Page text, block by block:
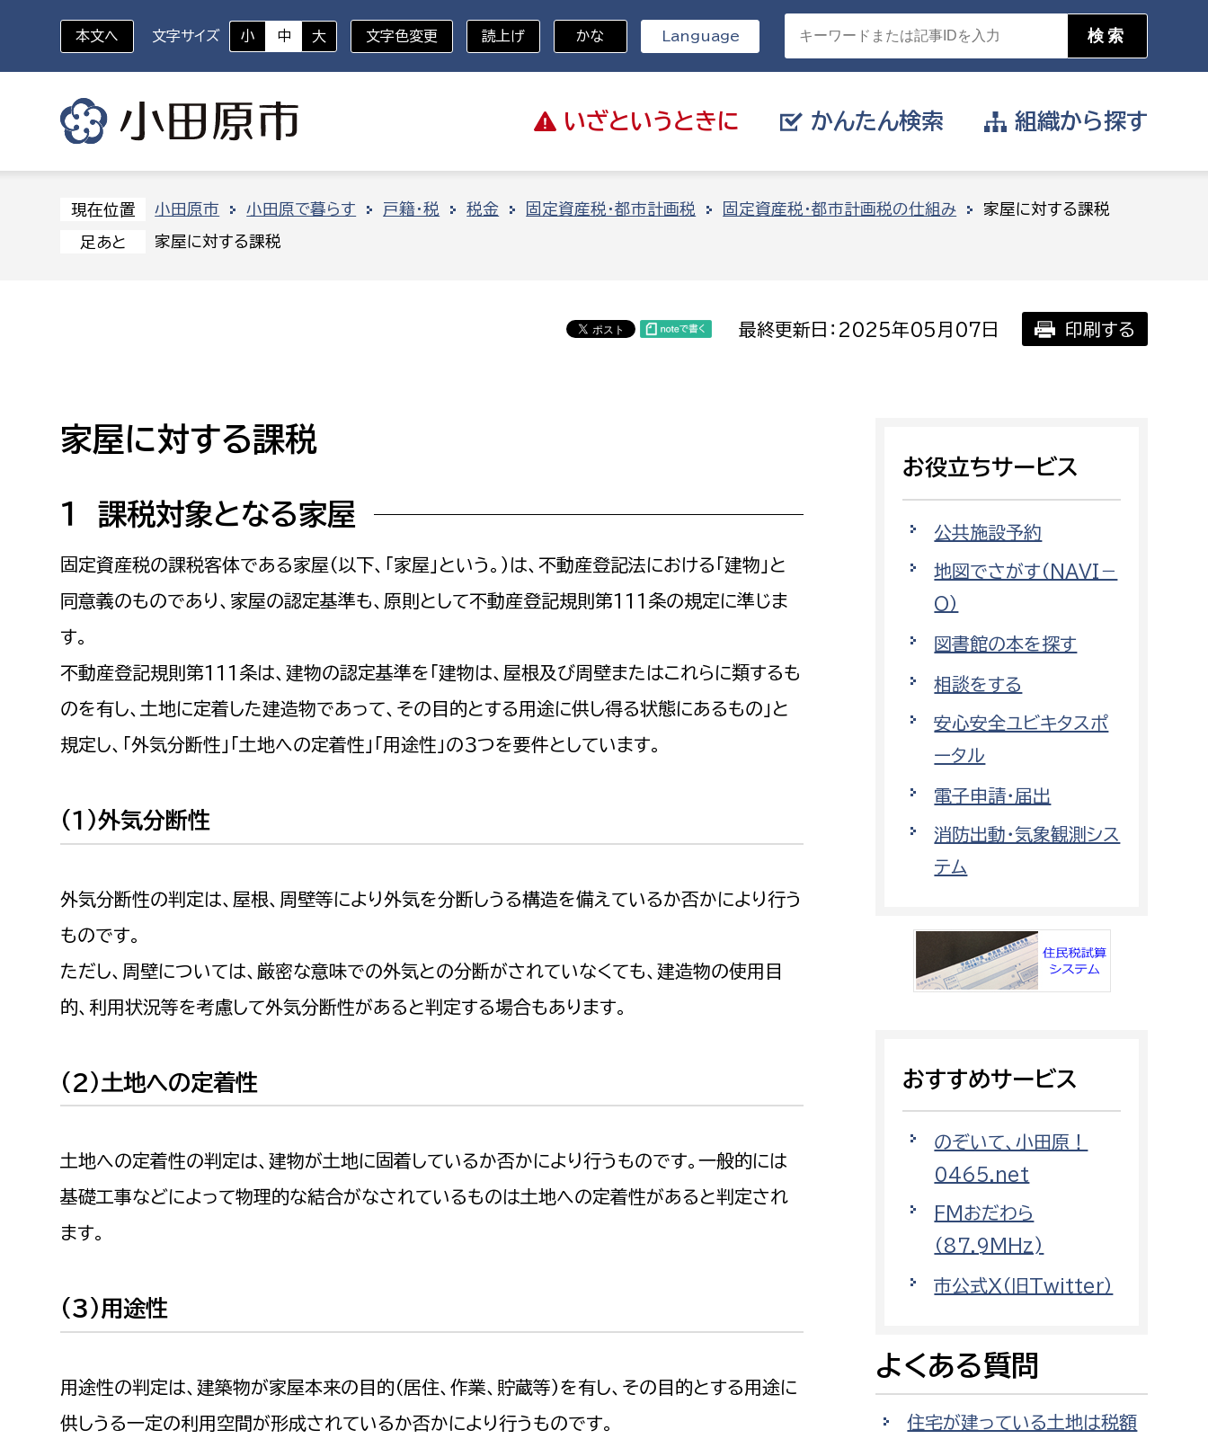
いざと いうときに
いざというときに
かんたん検索
対象者を選択
高校生・大学生など
妊産婦
高齢者
障がい者
傷病者
事業者
求職者
外国人
分野を選択
地域経済
文化・生涯学習
市民活動・地域づくり
観光
消防
市議会
目的を選択
届け出や申請をしたい
支払いをしたい
働きたい
小田原のことを知りたい
イベント・講座などに参加したい
まちづくりに関わりたい
組織から探す
組織から探す
部に属さない室
職員課
市民部
地域政策課
地域安全課
人権・男女共同参画課
戸籍住民課
防災部
防災対策課
文化政策課
生涯学習課
図書館
スポーツ課
小田原城総合管理事務所
環境部
環境政策課
ゼロカーボン推進課
環境保護課
福祉政策課
保険課
健康づくり課
都市政策課
開発審査課
建設政策課
国県事業推進課
道水路整備課
みどり公園課
建築課
病院管理局：経営管理課
病院管理局：医事課
消防総務課
警防計画課
救急課
消防課
警防第1課
警防第2課
上下水道局
経営総務課
給排水業務課
教育部
教育総務課
保健給食課
選挙管理委員会事務局
選挙管理委員会事務局 監査事務局
本文へ 文字サイズ 小 中 大 文字色変更 読上げ かな Language
現在位置 小田原市 小田原で暮らす 戸籍・税 税金 固定資産税・都市計画税 固定資産税・都市計画税の仕組み 家屋に対する課税
足あと 家屋に対する課税
最終更新日：2025年05月07日 印刷する
家屋に対する課税
１ 課税対象となる家屋
固定資産税の課税客体である家屋（以下、「家屋」という。）は、不動産登記法における「建物」と
同意義のものであり、家屋の認定基準も、原則として不動産登記規則第111条の規定に準じま
す。
不動産登記規則第111条は、建物の認定基準を「建物は、屋根及び周壁またはこれらに類するも
のを有し、土地に定着した建造物であって、その目的とする用途に供し得る状態にあるもの」と
規定し、「外気分断性」「土地への定着性」「用途性」の３つを要件としています。
（１）外気分断性
外気分断性の判定は、屋根、周壁等により外気を分断しうる構造を備えているか否かにより行う
ものです。
ただし、周壁については、厳密な意味での外気との分断がされていなくても、建造物の使用目
的、利用状況等を考慮して外気分断性があると判定する場合もあります。
（２）土地への定着性
土地への定着性の判定は、建物が土地に固着しているか否かにより行うものです。一般的には
基礎工事などによって物理的な結合がなされているものは土地への定着性があると判定され
ます。
（３）用途性
用途性の判定は、建築物が家屋本来の目的（居住、作業、貯蔵等）を有し、その目的とする用途に
供しうる一定の利用空間が形成されているか否かにより行うものです。
お役立ちサービス
公共施設予約
地図でさがす（NAVI－
O）
図書館の本を探す
相談をする
安心安全ユビキタスポ
ータル
電子申請・届出
消防出動・気象観測シス
テム
おすすめサービス
のぞいて、小田原！
0465.net
FMおだわら
（87.9MHz)
市公式X（旧Twitter）
よくある質問
住宅が建っている土地は税額